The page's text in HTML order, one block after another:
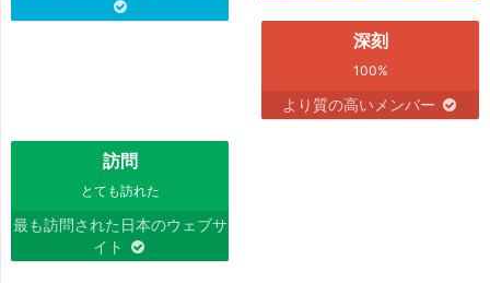
深刻
100%
より質の高いメンバー
訪問
とても訪れた
最も訪問された日本のウェブサ
イト